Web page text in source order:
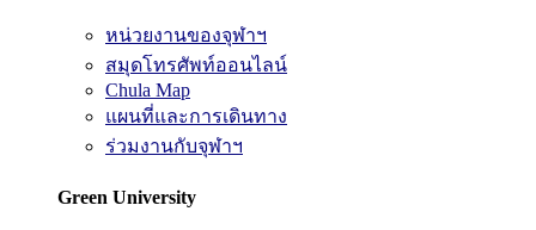
หน่วยงานของจุฬาฯ
สมุดโทรศัพท์ออนไลน์
Chula Map
แผนที่และการเดินทาง
ร่วมงานกับจุฬาฯ
Green University